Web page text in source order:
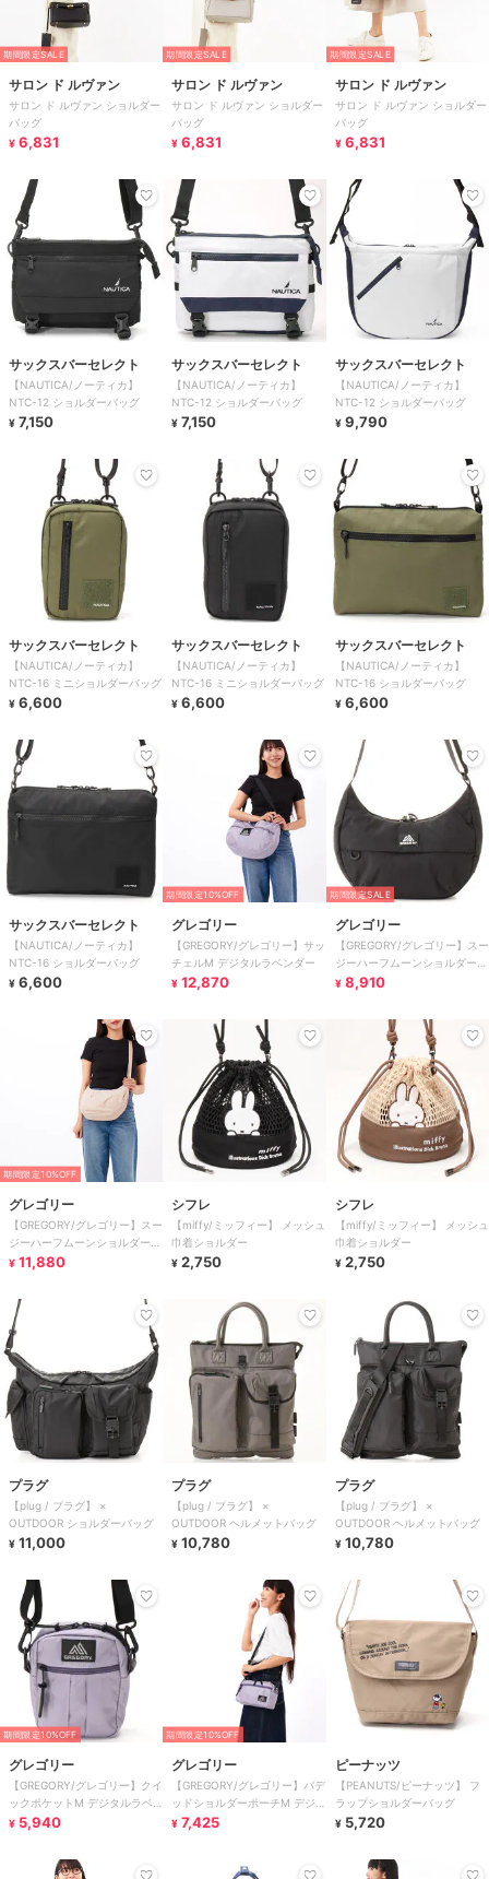
期間限定SALE
サロン ド ルヴァン
サロン ド ルヴァン ショルダー
バッグ
¥ 6,831
期間限定SALE
サロン ド ルヴァン
サロン ド ルヴァン ショルダー
バッグ
¥ 6,831
期間限定SALE
サロン ド ルヴァン
サロン ド ルヴァン ショルダー
バッグ
¥ 6,831
サックスバーセレクト
【NAUTICA/ノーティカ】
NTC-12 ショルダーバッグ
¥ 7,150
サックスバーセレクト
【NAUTICA/ノーティカ】
NTC-12 ショルダーバッグ
¥ 7,150
サックスバーセレクト
【NAUTICA/ノーティカ】
NTC-12 ショルダーバッグ
¥ 9,790
サックスバーセレクト
【NAUTICA/ノーティカ】
NTC-16 ミニショルダーバッグ
¥ 6,600
サックスバーセレクト
【NAUTICA/ノーティカ】
NTC-16 ミニショルダーバッグ
¥ 6,600
サックスバーセレクト
【NAUTICA/ノーティカ】
NTC-16 ショルダーバッグ
¥ 6,600
サックスバーセレクト
【NAUTICA/ノーティカ】
NTC-16 ショルダーバッグ
¥ 6,600
期間限定10%OFF
グレゴリー
【GREGORY/グレゴリー】サッ
チェルM デジタルラベンダー
¥ 12,870
期間限定SALE
グレゴリー
【GREGORY/グレゴリー】スー
ジーハーフムーンショルダーS
エボニーブラック
¥ 8,910
期間限定10%OFF
グレゴリー
【GREGORY/グレゴリー】スー
ジーハーフムーンショルダーM
クリームブリュレ
¥ 11,880
シフレ
【miffy/ミッフィー】 メッシュ
巾着ショルダー
¥ 2,750
シフレ
【miffy/ミッフィー】 メッシュ
巾着ショルダー
¥ 2,750
プラグ
【plug / プラグ】 ×
OUTDOOR ショルダーバッグ
¥ 11,000
プラグ
【plug / プラグ】 ×
OUTDOOR ヘルメットバッグ
¥ 10,780
プラグ
【plug / プラグ】 ×
OUTDOOR ヘルメットバッグ
¥ 10,780
期間限定10%OFF
グレゴリー
【GREGORY/グレゴリー】クイ
ックポケットM デジタルラベ
ンダー
¥ 5,940
期間限定10%OFF
グレゴリー
【GREGORY/グレゴリー】パデ
ッドショルダーポーチM デジ
タルラベンダー
¥ 7,425
ピーナッツ
【PEANUTS/ピーナッツ】 フ
ラップショルダーバッグ
¥ 5,720